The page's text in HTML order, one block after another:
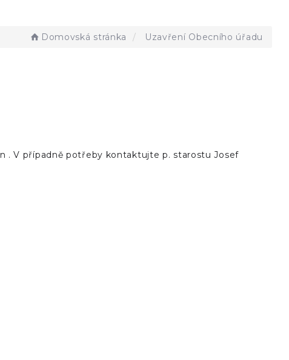
Domovská stránka Uzavření Obecního úřadu
. V případně potřeby kontaktujte p. starostu Josef